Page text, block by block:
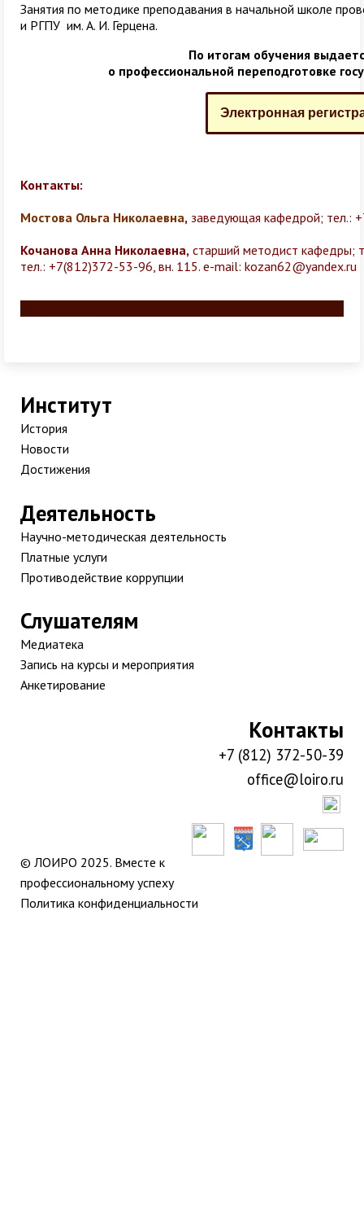
Занятия по методике преподавания в начальной школе
и РГПУ им. А. И. Герцена.
По итогам обучения
о профессиональной переподготовке
Электронная
Контакты:
Мостова Ольга Николаевна, заведующая кафедрой; тел.:
Кочанова Анна Николаевна, старший методист кафедры;
тел.: +7(812)372-53-96, вн. 115. e-mail: kozan62@yandex.ru
Институт
История
Новости
Достижения
Деятельность
Научно-методическая деятельность
Платные услуги
Противодействие коррупции
Слушателям
Медиатека
Запись на курсы и мероприятия
Анкетирование
Контакты
+7 (812) 372-50-39
office@loiro.ru
© ЛОИРО 2025. Вместе к
профессиональному успеху
Политика конфиденциальности